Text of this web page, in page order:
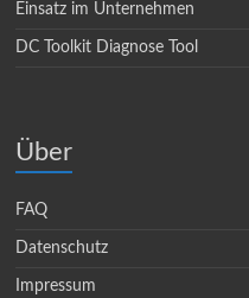
Einsatz im Unternehmen
DC Toolkit Diagnose Tool
Über
FAQ
Datenschutz
Impressum